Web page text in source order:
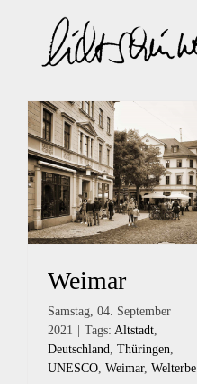
springen
Weimar
Samstag, 04. September
2021
Tags: Altstadt,
Deutschland, Thüringen,
UNESCO, Weimar, Welterbe